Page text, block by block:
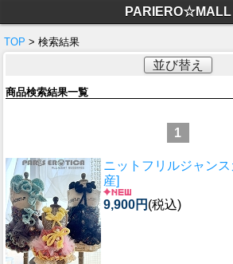
PARIERO☆MALL
TOP > 検索結果
並び替え
商品検索結果一覧
1
ニットフリルジャン
産]
9,900円 (税込)